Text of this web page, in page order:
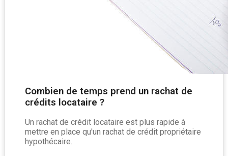
Combien de temps prend un rachat de
crédits locataire ?
Un rachat de crédit locataire est plus rapide à
mettre en place qu'un rachat de crédit propriétaire
hypothécaire.